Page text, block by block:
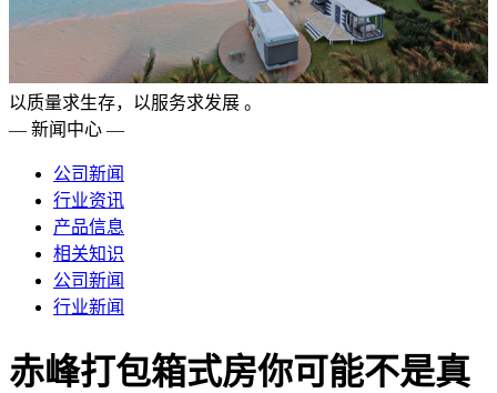
以质量求生存，以服务求发展 。
— 新闻中心 —
公司新闻
行业资讯
产品信息
相关知识
公司新闻
行业新闻
赤峰打包箱式房你可能不是真